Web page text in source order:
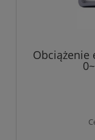
Obciążenie